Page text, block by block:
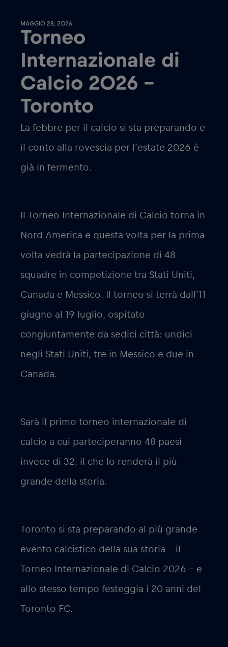
MAGGIO 28, 2026
Torneo
Internazionale di
Calcio 2026 –
Toronto
La febbre per il calcio si sta preparando e
il conto alla rovescia per l’estate 2026 è
già in fermento.
Il Torneo Internazionale di Calcio torna in
Nord America e questa volta per la prima
volta vedrà la partecipazione di 48
squadre in competizione tra Stati Uniti,
Canada e Messico. Il torneo si terrà dall’11
giugno al 19 luglio, ospitato
congiuntamente da sedici città: undici
negli Stati Uniti, tre in Messico e due in
Canada.
Sarà il primo torneo internazionale di
calcio a cui parteciperanno 48 paesi
invece di 32, il che lo renderà il più
grande della storia.
Toronto si sta preparando al più grande
evento calcistico della sua storia – il
Torneo Internazionale di Calcio 2026 – e
allo stesso tempo festeggia i 20 anni del
Toronto FC.